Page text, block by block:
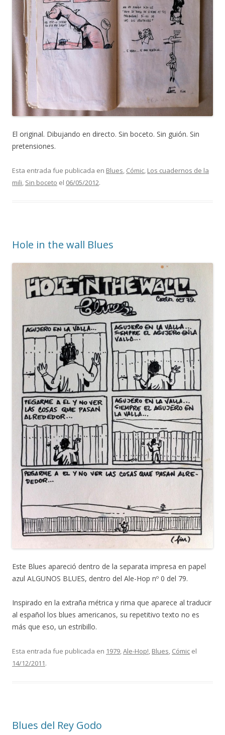
El original. Dibujando en directo. Sin boceto. Sin guión. Sin
pretensiones.
Esta entrada fue publicada en Blues, Cómic, Los cuadernos de la
mili, Sin boceto el 06/05/2012.
Hole in the wall Blues
Este Blues apareció dentro de la separata impresa en papel
azul ALGUNOS BLUES, dentro del Ale-Hop nº 0 del 79.
Inspirado en la extraña métrica y rima que aparece al traducir
al español los blues americanos, su repetitivo texto no es
más que eso, un estribillo.
Esta entrada fue publicada en 1979,Ale-Hop!, Blues, Cómic el
14/12/2011.
Blues del Rey Godo